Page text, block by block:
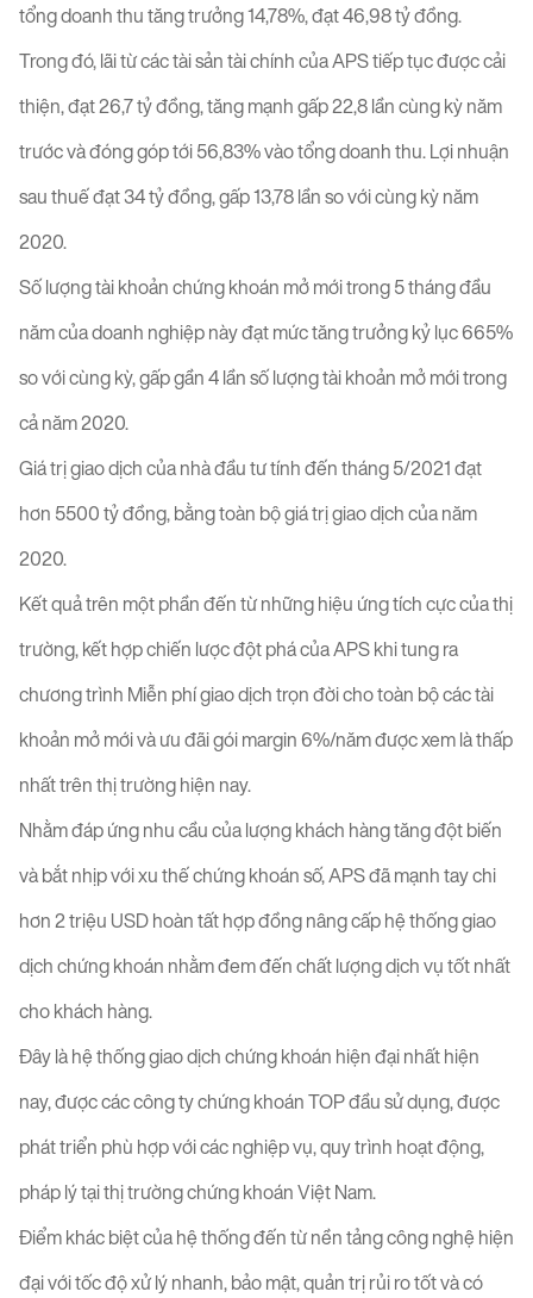
tổng doanh thu tăng trưởng 14,78%, đạt 46,98 tỷ đồng.
Trong đó, lãi từ các tài sản tài chính của APS tiếp tục được cải
thiện, đạt 26,7 tỷ đồng, tăng mạnh gấp 22,8 lần cùng kỳ năm
trước và đóng góp tới 56,83% vào tổng doanh thu. Lợi nhuận
sau thuế đạt 34 tỷ đồng, gấp 13,78 lần so với cùng kỳ năm
2020.
Số lượng tài khoản chứng khoán mở mới trong 5 tháng đầu
năm của doanh nghiệp này đạt mức tăng trưởng kỷ lục 665%
so với cùng kỳ, gấp gần 4 lần số lượng tài khoản mở mới trong
cả năm 2020.
Giá trị giao dịch của nhà đầu tư tính đến tháng 5/2021 đạt
hơn 5500 tỷ đồng, bằng toàn bộ giá trị giao dịch của năm
2020.
Kết quả trên một phần đến từ những hiệu ứng tích cực của thị
trường, kết hợp chiến lược đột phá của APS khi tung ra
chương trình Miễn phí giao dịch trọn đời cho toàn bộ các tài
khoản mở mới và ưu đãi gói margin 6%/năm được xem là thấp
nhất trên thị trường hiện nay.
Nhằm đáp ứng nhu cầu của lượng khách hàng tăng đột biến
và bắt nhịp với xu thế chứng khoán số, APS đã mạnh tay chi
hơn 2 triệu USD hoàn tất hợp đồng nâng cấp hệ thống giao
dịch chứng khoán nhằm đem đến chất lượng dịch vụ tốt nhất
cho khách hàng.
Đây là hệ thống giao dịch chứng khoán hiện đại nhất hiện
nay, được các công ty chứng khoán TOP đầu sử dụng, được
phát triển phù hợp với các nghiệp vụ, quy trình hoạt động,
pháp lý tại thị trường chứng khoán Việt Nam.
Điểm khác biệt của hệ thống đến từ nền tảng công nghệ hiện
đại với tốc độ xử lý nhanh, bảo mật, quản trị rủi ro tốt và có